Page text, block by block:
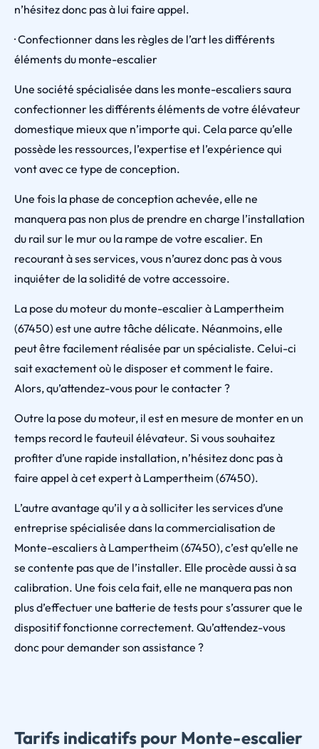
n’hésitez donc pas à lui faire appel.
· Confectionner dans les règles de l’art les différents
éléments du monte-escalier
Une société spécialisée dans les monte-escaliers saura
confectionner les différents éléments de votre élévateur
domestique mieux que n’importe qui. Cela parce qu’elle
possède les ressources, l’expertise et l’expérience qui
vont avec ce type de conception.
Une fois la phase de conception achevée, elle ne
manquera pas non plus de prendre en charge l’installation
du rail sur le mur ou la rampe de votre escalier. En
recourant à ses services, vous n’aurez donc pas à vous
inquiéter de la solidité de votre accessoire.
La pose du moteur du monte-escalier à Lampertheim
(67450) est une autre tâche délicate. Néanmoins, elle
peut être facilement réalisée par un spécialiste. Celui-ci
sait exactement où le disposer et comment le faire.
Alors, qu’attendez-vous pour le contacter ?
Outre la pose du moteur, il est en mesure de monter en un
temps record le fauteuil élévateur. Si vous souhaitez
profiter d’une rapide installation, n’hésitez donc pas à
faire appel à cet expert à Lampertheim (67450).
L’autre avantage qu’il y a à solliciter les services d’une
entreprise spécialisée dans la commercialisation de
Monte-escaliers à Lampertheim (67450), c’est qu’elle ne
se contente pas que de l’installer. Elle procède aussi à sa
calibration. Une fois cela fait, elle ne manquera pas non
plus d’effectuer une batterie de tests pour s’assurer que le
dispositif fonctionne correctement. Qu’attendez-vous
donc pour demander son assistance ?
Tarifs indicatifs pour Monte-escalier